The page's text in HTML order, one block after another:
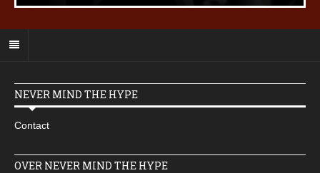
NEVER MIND THE HYPE
Contact
OVER NEVER MIND THE HYPE